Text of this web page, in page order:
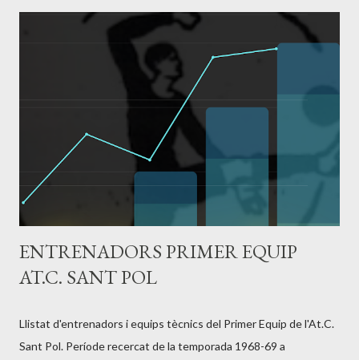
jornades (Temp 17/18 j25 a j33) Clubs amb els que s''han
disputat partits oficials a 2cat2: 46 clubs Dinàmic Batlló Esp,
Sarrià CP, Olimpic Can Fatjo CE, Catalonia UB, Catalana UD,
Canyelles CE, EE Guineueta CF, Carmelo CD, EF Mataró CE,
Singuerlin CF, Cirera UD, U. Llefià CF, San Juan Montcada UE,
Ripollet CF, Lloreda CF, Premià CE, Equipo Ja CF, Tecnofutbol CF,
Besos Baron de Viver CF, Montcada CD, Matarones...
ENTRENADORS PRIMER EQUIP
AT.C. SANT POL
Llistat d'entrenadors i equips tècnics del Primer Equip de l'At.C.
Sant Pol. Període recercat de la temporada 1968-69 a